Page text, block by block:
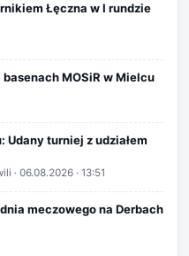
Łęczna w I rundzie
MOSiR w Mielcu
Udany turniej z udziałem
· 06.08.2026· 13:51
meczowego na Derbach